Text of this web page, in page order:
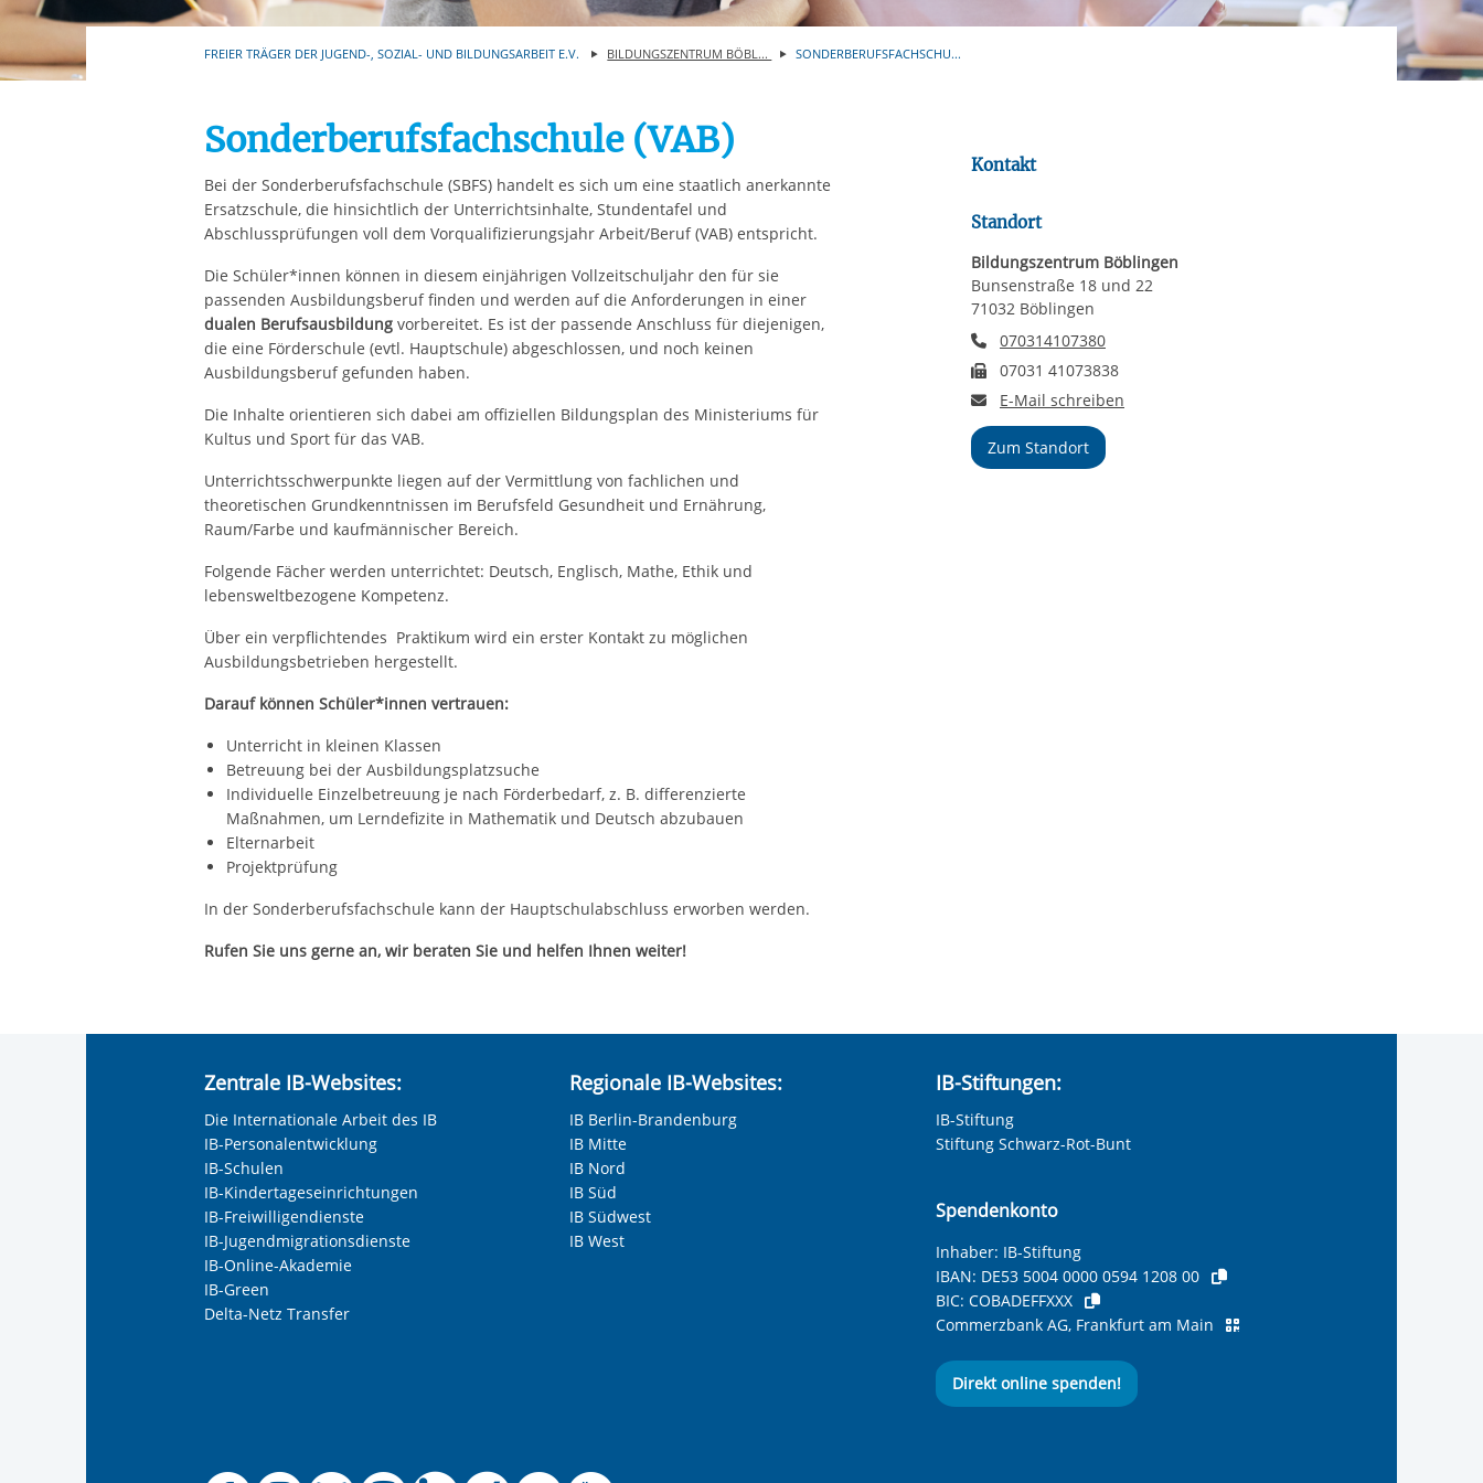
Ihre etwaige Einwilligung erstreckt sich nicht auf notwendige Cookies, die erforderlich zur Bereitstellung
aufgrund berechtigter Interessen und daher unabhängig von einer Einwilligung.
Automatische Wiedergabe starten/stoppen
FREIER TRÄGER DER JUGEND-, SOZIAL- UND BILDUNGSARBEIT E.V. BILDUNGSZENTRUM BÖBL... SONDERBERUFSFACHSCHU...
Sonderberufsfachschule (VAB)
Bei der Sonderberufsfachschule (SBFS) handelt es sich um eine staatlich anerkannte
Ersatzschule, die hinsichtlich der Unterrichtsinhalte, Stundentafel und
Abschlussprüfungen voll dem Vorqualifizierungsjahr Arbeit/Beruf (VAB) entspricht.
Die Schüler*innen können in diesem einjährigen Vollzeitschuljahr den für sie
passenden Ausbildungsberuf finden und werden auf die Anforderungen in einer
dualen Berufsausbildungvorbereitet. Es ist der passende Anschluss für diejenigen,
die eine Förderschule (evtl. Hauptschule) abgeschlossen, und noch keinen
Ausbildungsberuf gefunden haben.
Die Inhalte orientieren sich dabei am offiziellen Bildungsplan des Ministeriums für
Kultus und Sport für das VAB.
Unterrichtsschwerpunkte liegen auf der Vermittlung von fachlichen und
theoretischen Grundkenntnissen im Berufsfeld Gesundheit und Ernährung,
Raum/Farbe und kaufmännischer Bereich.
Folgende Fächer werden unterrichtet: Deutsch, Englisch, Mathe, Ethik und
lebensweltbezogene Kompetenz.
Über ein verpflichtendes Praktikum wird ein erster Kontakt zu möglichen
Ausbildungsbetrieben hergestellt.
Darauf können Schüler*innen vertrauen:
Unterricht in kleinen Klassen
Betreuung bei der Ausbildungsplatzsuche
Individuelle Einzelbetreuung je nach Förderbedarf, z. B. differenzierte
Maßnahmen, um Lerndefizite in Mathematik und Deutsch abzubauen
Elternarbeit
Projektprüfung
In der Sonderberufsfachschule kann der Hauptschulabschluss erworben werden.
Rufen Sie uns gerne an, wir beraten Sie und helfen Ihnen weiter!
Kontakt
Standort
Bildungszentrum Böblingen
Bunsenstraße 18 und 22
71032 Böblingen
Telefonnummer
070314107380
Faxnummer
07031 41073838
E-Mail an Bildungszentrum Böblingen
E-Mail schreiben
Zum Standort
Zentrale IB-Websites:
Die Internationale Arbeit des IB
IB-Personalentwicklung
IB-Schulen
IB-Kindertageseinrichtungen
IB-Freiwilligendienste
IB-Jugendmigrationsdienste
IB-Online-Akademie
IB-Green
Delta-Netz Transfer
Regionale IB-Websites:
IB Berlin-Brandenburg
IB Mitte
IB Nord
IB Süd
IB Südwest
IB West
IB-Stiftungen:
IB-Stiftung
Stiftung Schwarz-Rot-Bunt
Spendenkonto
Inhaber: IB-Stiftung
IBAN: DE53 5004 0000 0594 1208 00
BIC: COBADEFFXXX
Commerzbank AG, Frankfurt am Main
Direkt online spenden!